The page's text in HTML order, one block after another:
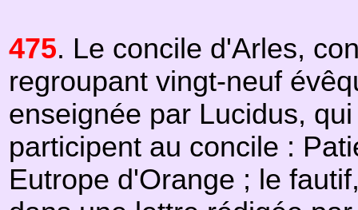
475. Le concile d'Arles,
regroupant vingt-neuf
enseignée par Lucidus,
participent au concile :
Eutrope d'Orange ; le